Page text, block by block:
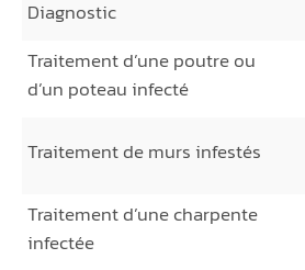
Diagnostic
Traitement d’une poutre ou
d’un poteau infecté
Traitement de murs infestés
Traitement d’une charpente
infectée